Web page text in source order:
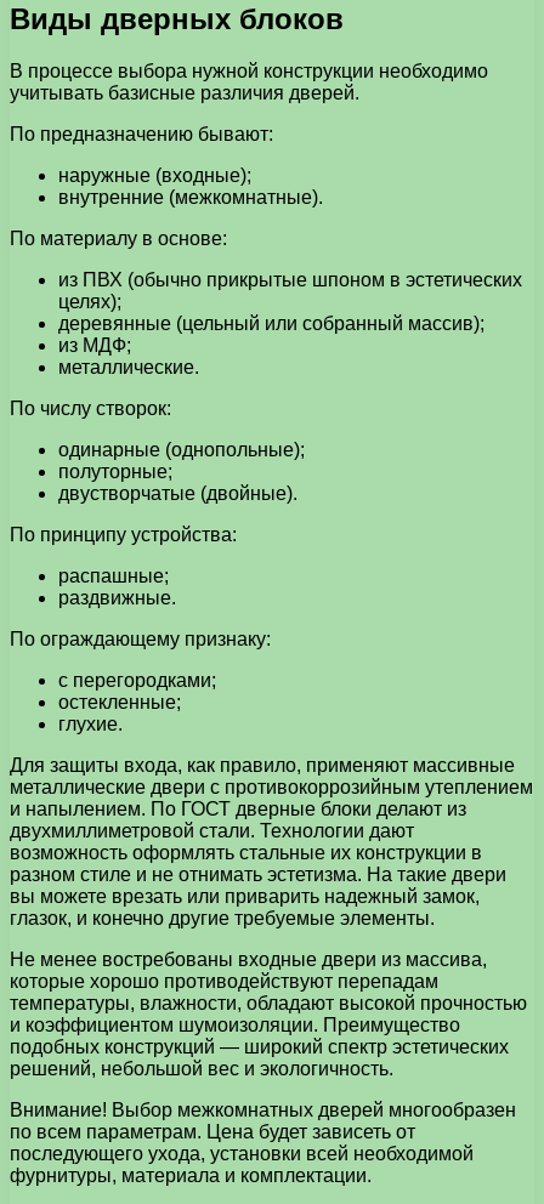
Виды дверных блоков
В процессе выбора нужной конструкции необходимо
учитывать базисные различия дверей.
По предназначению бывают:
наружные (входные);
внутренние (межкомнатные).
По материалу в основе:
из ПВХ (обычно прикрытые шпоном в эстетических
целях);
деревянные (цельный или собранный массив);
из МДФ;
металлические.
По числу створок:
одинарные (однопольные);
полуторные;
двустворчатые (двойные).
По принципу устройства:
распашные;
раздвижные.
По ограждающему признаку:
с перегородками;
остекленные;
глухие.
Для защиты входа, как правило, применяют массивные
металлические двери с противокоррозийным утеплением
и напылением. По ГОСТ дверные блоки делают из
двухмиллиметровой стали. Технологии дают
возможность оформлять стальные их конструкции в
разном стиле и не отнимать эстетизма. На такие двери
вы можете врезать или приварить надежный замок,
глазок, и конечно другие требуемые элементы.
Не менее востребованы входные двери из массива,
которые хорошо противодействуют перепадам
температуры, влажности, обладают высокой прочностью
и коэффициентом шумоизоляции. Преимущество
подобных конструкций — широкий спектр эстетических
решений, небольшой вес и экологичность.
Внимание! Выбор межкомнатных дверей многообразен
по всем параметрам. Цена будет зависеть от
последующего ухода, установки всей необходимой
фурнитуры, материала и комплектации.